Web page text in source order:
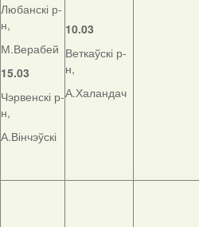
Любанскі р-
н,
М.Верабей
15.03
Чэрвенскі р-
н,
А.Вінчэўскі
10.03
Веткаўскі р-
н,
А.Халандач